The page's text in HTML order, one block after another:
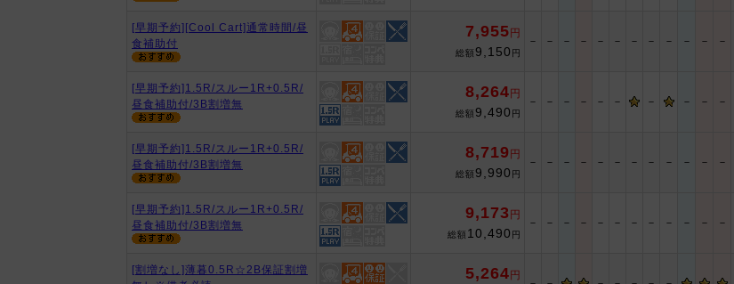
[早期予約][Cool Cart]通常時間/昼
食補助付
7,955 円
総額 9,150 円
－ － － － － － － － － － － －
[早期予約]1.5R/スルー1R+0.5R/
昼食補助付/3B割増無
8,264 円
総額 9,490 円
－ － － － － － － － － －
[早期予約]1.5R/スルー1R+0.5R/
昼食補助付/3B割増無
8,719 円
総額 9,990 円
－ － － － － － － － － － － －
[早期予約]1.5R/スルー1R+0.5R/
昼食補助付/3B割増無
9,173 円
総額 10,490 円
－ － － － － － － － － － － －
[割増なし]薄暮0.5R☆2B保証割増
5,264 円